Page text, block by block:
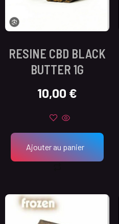
RESINE CBD BLACK
BUTTER 1G
10,00 €
Ajouter au panier